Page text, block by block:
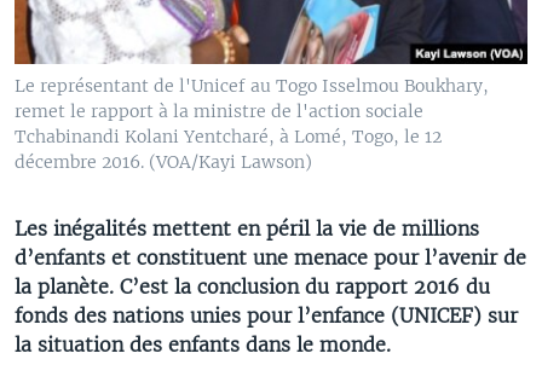
Le représentant de l'Unicef au Togo Isselmou Boukhary,
remet le rapport à la ministre de l'action sociale
Tchabinandi Kolani Yentcharé, à Lomé, Togo, le 12
décembre 2016. (VOA/Kayi Lawson)
Les inégalités mettent en péril la vie de millions
d’enfants et constituent une menace pour l’avenir de
la planète. C’est la conclusion du rapport 2016 du
fonds des nations unies pour l’enfance (UNICEF) sur
la situation des enfants dans le monde.